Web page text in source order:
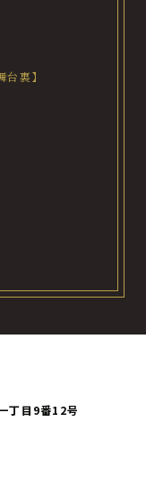
裏】
丁目9番12号